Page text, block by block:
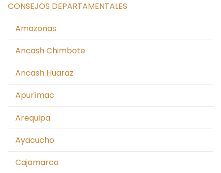
CONSEJOS DEPARTAMENTALES
Amazonas
Ancash Chimbote
Ancash Huaraz
Apurímac
Arequipa
Ayacucho
Cajamarca